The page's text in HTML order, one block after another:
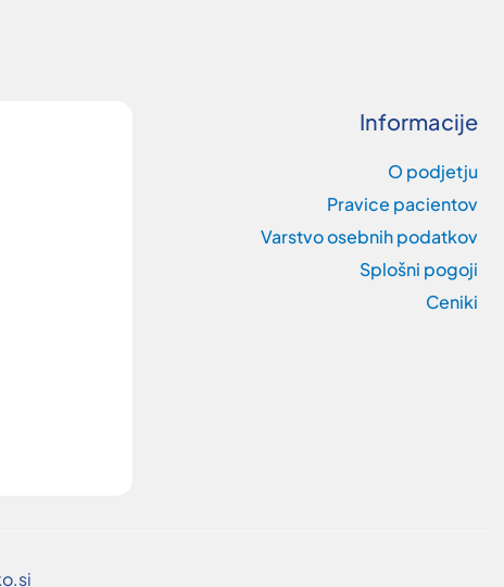
Informacije
O podjetju
Pravice pacientov
Varstvo osebnih podatkov
Splošni pogoji
Ceniki